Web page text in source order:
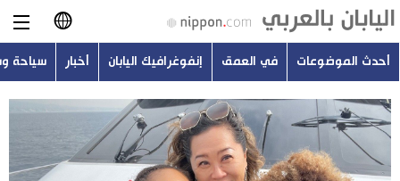
日本語
English
简体字
أحدث الموضوعات
أحدث الموضوعات في العمق إنفوغرافيك اليابان أخبار سياحة